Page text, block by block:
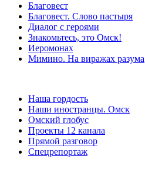
Благовест
Благовест. Слово пастыря
Диалог с героями
Знакомьтесь, это Омск!
Иеромонах
Мимино. На виражах разума
Наша гордость
Наши иностранцы. Омск
Омский глобус
Проекты 12 канала
Прямой разговор
Спецрепортаж